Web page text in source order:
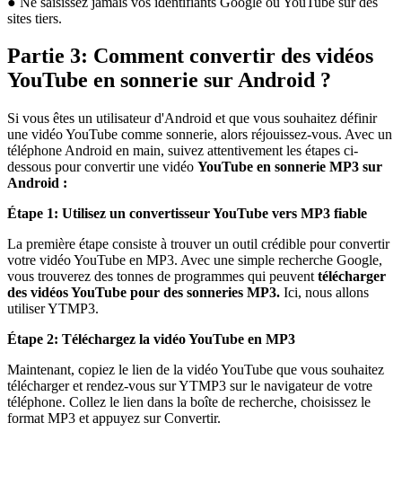
sites tiers.
Partie 3: Comment convertir des vidéos
YouTube en sonnerie sur Android ?
Si vous êtes un utilisateur d'Android et que vous souhaitez définir
une vidéo YouTube comme sonnerie, alors réjouissez-vous. Avec un
téléphone Android en main, suivez attentivement les étapes ci-
dessous pour convertir une vidéo YouTube en sonnerie MP3 sur
Android :
Étape 1: Utilisez un convertisseur YouTube vers MP3 fiable
La première étape consiste à trouver un outil crédible pour convertir
votre vidéo YouTube en MP3. Avec une simple recherche Google,
vous trouverez des tonnes de programmes qui peuvent télécharger
des vidéos YouTube pour des sonneries MP3. Ici, nous allons
utiliser YTMP3.
Étape 2: Téléchargez la vidéo YouTube en MP3
Maintenant, copiez le lien de la vidéo YouTube que vous souhaitez
télécharger et rendez-vous sur YTMP3 sur le navigateur de votre
téléphone. Collez le lien dans la boîte de recherche, choisissez le
format MP3 et appuyez sur Convertir.